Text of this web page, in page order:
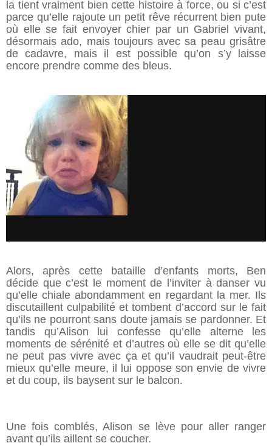
la tient vraiment bien cette histoire à force, ou si c’est
parce qu’elle rajoute un petit rêve récurrent bien pute
où elle se fait envoyer chier par un Gabriel vivant,
désormais ado, mais toujours avec sa peau grisâtre
de cadavre, mais il est possible qu’on s’y laisse
encore prendre comme des bleus.
Alors, après cette bataille d’enfants morts, Ben
décide que c’est le moment de l’inviter à danser vu
qu’elle chiale abondamment en regardant la mer. Ils
discutaillent culpabilité et tombent d’accord sur le fait
qu’ils ne pourront sans doute jamais se pardonner. Et
tandis qu’Alison lui confesse qu’elle alterne les
moments de sérénité et d’autres où elle se dit qu’elle
ne peut pas vivre avec ça et qu’il vaudrait peut-être
mieux qu’elle meure, il lui oppose son envie de vivre
et du coup, ils baysent sur le balcon.
Une fois comblés, Alison se lève pour aller ranger
avant qu’ils aillent se coucher.